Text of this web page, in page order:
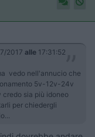
2017 alle 17:31:52
vedo nell'annucio che
5v-12v-24v
credo sia più idoneo
per chiedergli